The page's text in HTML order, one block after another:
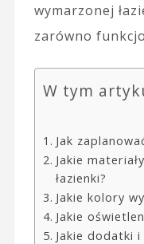
wymarzonej
zarówno
W tym
Jak
Jakie
łazienki?
Jakie kolory
Jakie
Jakie dodatki